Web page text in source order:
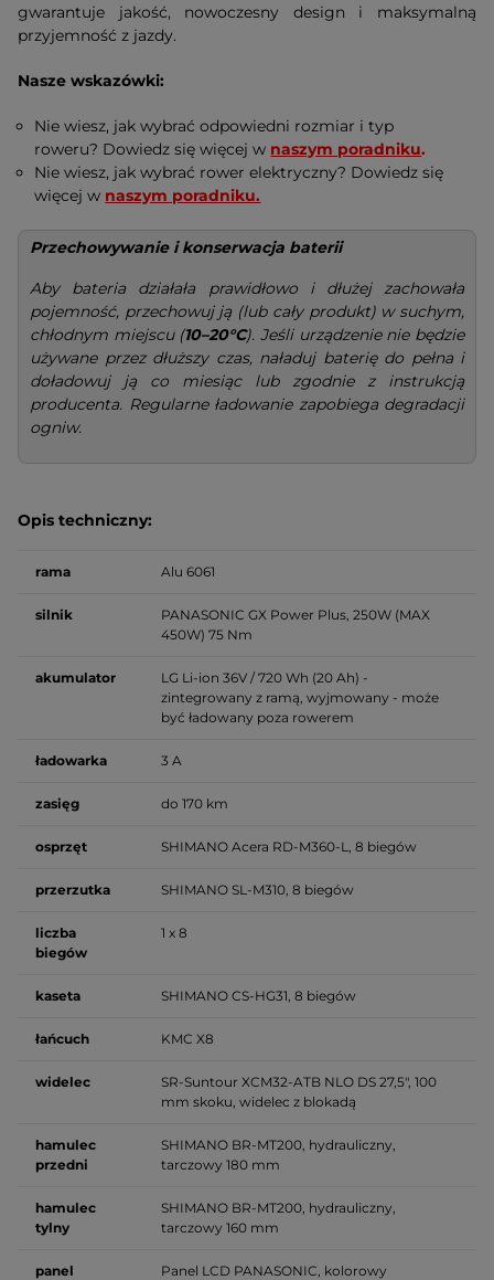
gwarantuje jakość, nowoczesny design i maksymalną
przyjemność z jazdy.
Nasze wskazówki:
Nie wiesz, jak wybrać odpowiedni rozmiar i typ
roweru? Dowiedz się więcej w naszym poradniku.
Nie wiesz, jak wybrać rower elektryczny? Dowiedz się
więcej w naszym poradniku.
Przechowywanie i konserwacja baterii
Aby bateria działała prawidłowo i dłużej zachowała
pojemność, przechowuj ją (lub cały produkt) w suchym,
chłodnym miejscu (10–20°C). Jeśli urządzenie nie będzie
używane przez dłuższy czas, naładuj baterię do pełna i
doładowuj ją co miesiąc lub zgodnie z instrukcją
producenta. Regularne ładowanie zapobiega degradacji
ogniw.
Opis techniczny:
rama Alu 6061
silnik
PANASONIC GX Power Plus, 250W (MAX
450W) 75 Nm
akumulator
LG Li-ion 36V / 720 Wh (20 Ah) -
zintegrowany z ramą, wyjmowany - może
być ładowany poza rowerem
ładowarka 3 A
zasięg do 170 km
osprzęt SHIMANO Acera RD-M360-L, 8 biegów
przerzutka SHIMANO SL-M310, 8 biegów
liczba
biegów
1 x 8
kaseta SHIMANO CS-HG31, 8 biegów
łańcuch KMC X8
widelec
SR-Suntour XCM32-ATB NLO DS 27,5", 100
mm skoku, widelec z blokadą
hamulec
przedni
SHIMANO BR-MT200, hydrauliczny,
tarczowy 180 mm
hamulec
tylny
SHIMANO BR-MT200, hydrauliczny,
tarczowy 160 mm
panel Panel LCD PANASONIC, kolorowy